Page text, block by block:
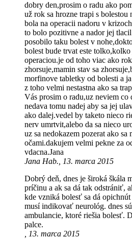
dobry den,prosim o radu ako
už rok sa hrozne trapi s
bola na operacii nadoru v
to bolo pozitivne a nador jej
posobilo taku bolest v
bolest bude trvat este
operaciou.je od toho viac ako
zhorsuje,mamin stav sa
morfinove tabletky od bolesti a
z toho velmi nestastna ako sa
Vás prosim o radu,uz neviem co
nedava tomu nadej aby sa jej
ako dalej.vedel by taketo nieco
nerv umrtvit,alebo da sa nieco
uz sa nedokazem pozerat ako sa
očami.dakujem velmi pekne za
vdacna.Jana
Jana Hab., 13. marca 2015
Dobrý deň, dnes je široká škála
príčinu a ak sa dá tak odstrániť,
kde vzniká bolesť sa dá
musí indikovať neurológ. dnes
ambulancie, ktoré riešia bolesť.
palce.
, 13. marca 2015